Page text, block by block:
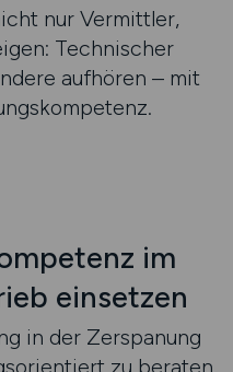
nur Vermittler,
Technischer
aufhören – mit
im
einsetzen
in der Zerspanung
zu beraten,